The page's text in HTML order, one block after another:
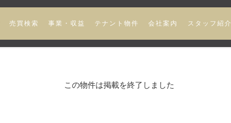
売買検索 事業・収益 テナント物件 会社案内 スタッフ紹介
この物件は掲載を終了しました